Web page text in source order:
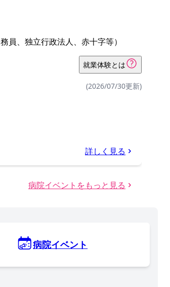
員、独立行政法人、赤十字等）
就業体験とは
(2026/07/30更新)
詳しく見る
病院イベントをもっと見る
病院イベント